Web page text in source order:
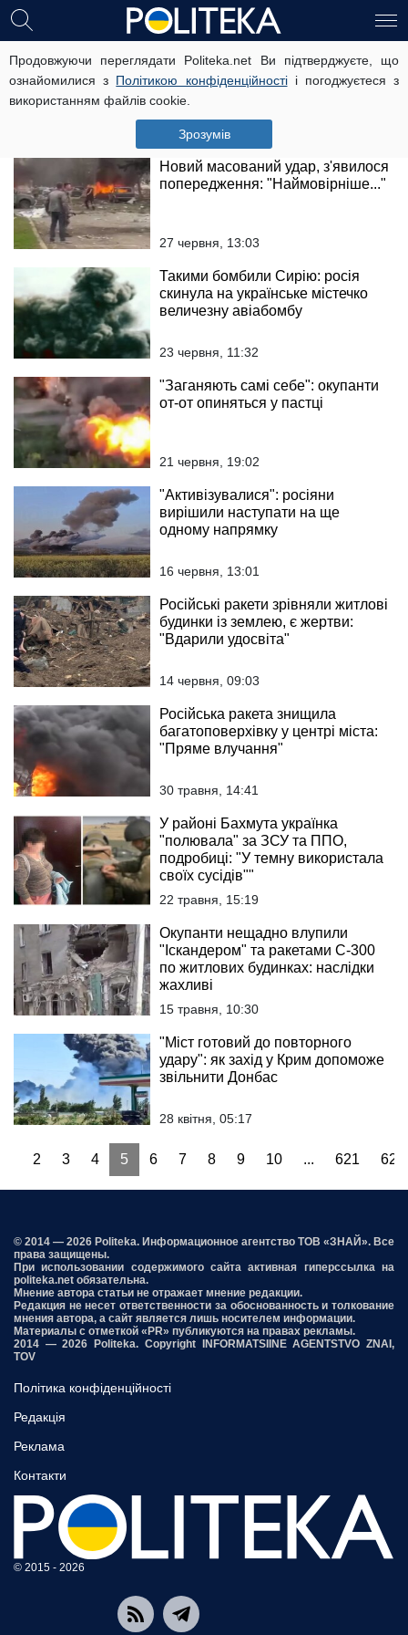
Продовжуючи переглядати Politeka.net Ви підтверджуєте, що
ознайомилися з Політикою конфіденційностіі погоджуєтеся з
використанням файлів cookie.
Зрозумів
Українець позбавив все місто
електрики: стало відомо, куди він
перенаправив доступну енергію
1 липня, 21:18
Новий масований удар, з'явилося
попередження: "Наймовірніше..."
27 червня, 13:03
Такими бомбили Сирію: росія
скинула на українське містечко
величезну авіабомбу
23 червня, 11:32
"Заганяють самі себе": окупанти
от-от опиняться у пастці
21 червня, 19:02
"Активізувалися": росіяни
вирішили наступати на ще
одному напрямку
16 червня, 13:01
Російські ракети зрівняли житлові
будинки із землею, є жертви:
"Вдарили удосвіта"
14 червня, 09:03
Російська ракета знищила
багатоповерхівку у центрі міста:
"Пряме влучання"
30 травня, 14:41
У районі Бахмута українка
"полювала" за ЗСУ та ППО,
подробиці: "У темну використала
своїх сусідів""
22 травня, 15:19
Окупанти нещадно влупили
"Іскандером" та ракетами С-300
по житлових будинках: наслідки
жахливі
15 травня, 10:30
"Міст готовий до повторного
удару": як захід у Крим допоможе
звільнити Донбас
28 квітня, 05:17
2 3 4 5 6 7 8 9 10 ... 621 622
© 2014 — 2026 Politeka. Информационное агентство ТОВ «ЗНАЙ». Все
права защищены.
При использовании содержимого сайта активная гиперссылка на
politeka.net обязательна.
Мнение автора статьи не отражает мнение редакции.
Редакция не несет ответственности за обоснованность и толкование
мнения автора, а сайт является лишь носителем информации.
Материалы с отметкой «PR» публикуются на правах рекламы.
2014 — 2026 Politeka. Copyright INFORMATSIINE AGENTSTVO ZNAI,
TOV
Політика конфіденційності
Редакція
Реклама
Контакти
© 2015 - 2026